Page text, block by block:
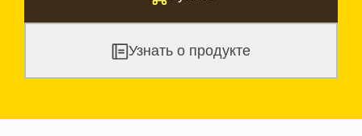
Узнать о продукте